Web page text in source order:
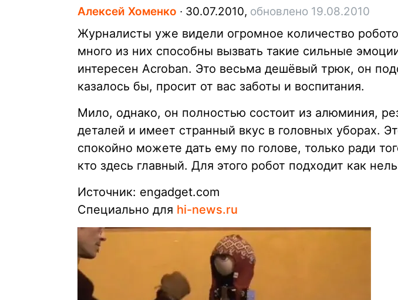
Алексей Хоменко ∙ 30.07.2010, обновлено 19.08.2010
Журналисты уже видели огромное количество
много из них способны вызвать такие сильные
интересен Acroban. Это весьма дешёвый трюк, он
казалось бы, просит от вас заботы и воспитания.
Мило, однако, он полностью состоит из алюминия,
деталей и имеет странный вкус в головных уборах.
спокойно можете дать ему по голове, только ради
кто здесь главный. Для этого робот подходит как
Источник: engadget.com
Специально для hi-news.ru